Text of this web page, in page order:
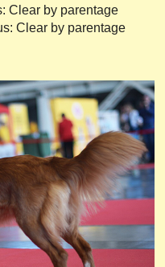
Clear by parentage
Clear by parentage